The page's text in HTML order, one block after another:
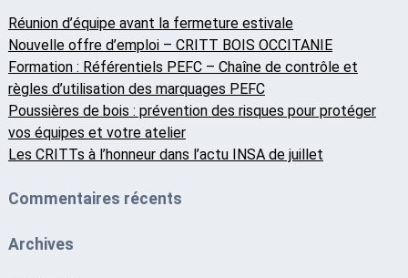
Réunion d’équipe avant la fermeture estivale
Nouvelle offre d’emploi – CRITT BOIS OCCITANIE
Formation : Référentiels PEFC – Chaîne de contrôle et
règles d’utilisation des marquages PEFC
Poussières de bois : prévention des risques pour protéger
vos équipes et votre atelier
Les CRITTs à l’honneur dans l’actu INSA de juillet
Commentaires récents
Archives